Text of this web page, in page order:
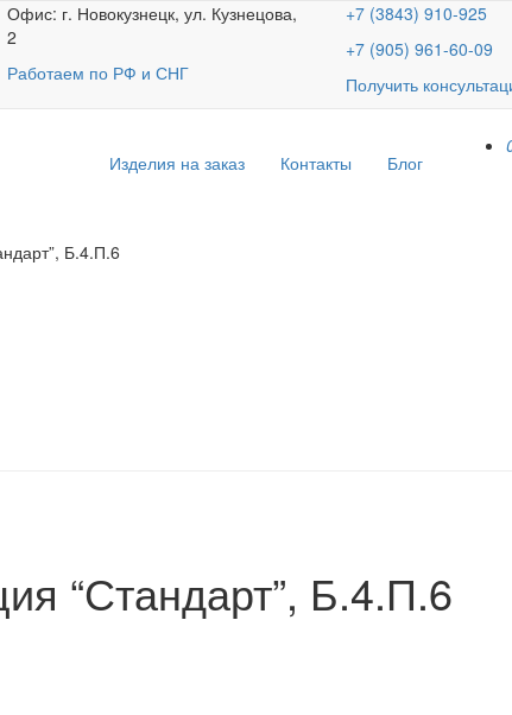
Офис: г. Новокузнецк, ул. Кузнецова,
2
Работаем по РФ и СНГ
+7 (3843) 910-925
+7 (905) 961-60-09
Получить
Изделия на заказ Контакты Блог
Б.4.П.6
“Стандарт”, Б.4.П.6